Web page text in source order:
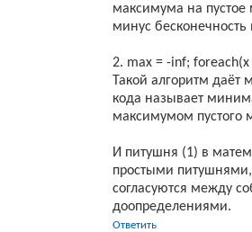
максимума на
минус
2. max = -inf;
Такой алгоритм
кода называет
максимумом пустого
И питушня (1) в
простыми
согласуются между
доопределениями.
Ответить